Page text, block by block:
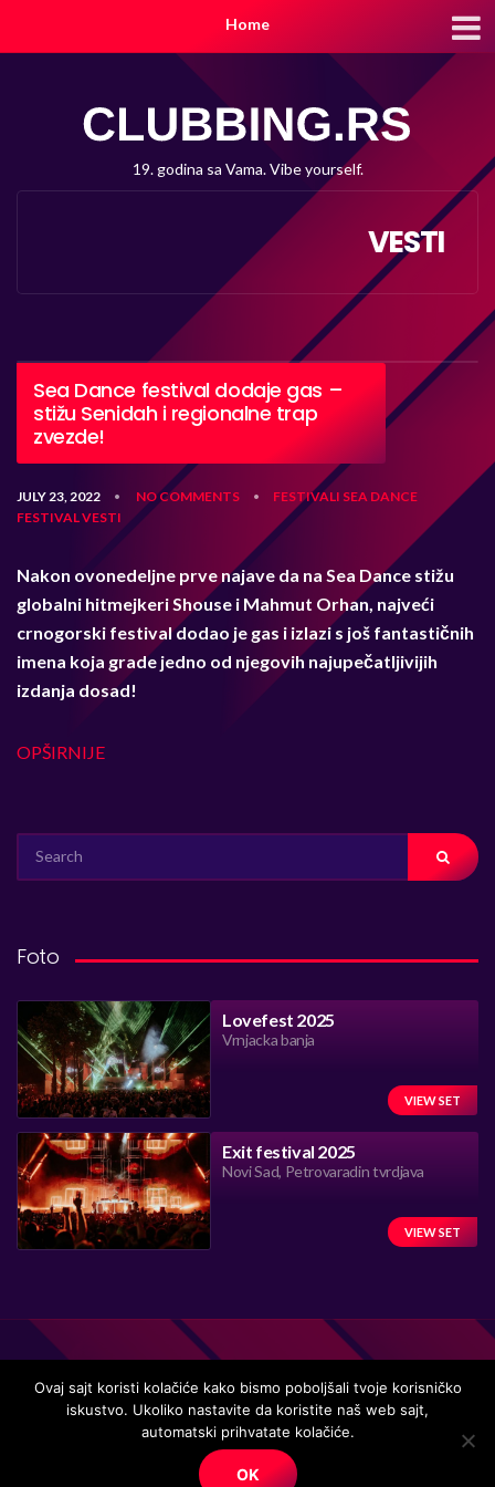
Home
19. godina sa Vama. Vibe yourself.
VESTI
Sea Dance festival dodaje gas –
stižu Senidah i regionalne trap
zvezde!
JULY 23, 2022 • NO COMMENTS • FESTIVALI SEA DANCE
FESTIVALVESTI
Nakon ovonedeljne prve najave da na Sea Dance stižu
globalni hitmejkeri Shouse i Mahmut Orhan, najveći
crnogorski festival dodao je gas i izlazi s još fantastičnih
imena koja grade jedno od njegovih najupečatljivijih
izdanja dosad!
OPŠIRNIJE
FOR:
Foto
Lovefest 2025
Vrnjacka banja
VIEW SET
Exit festival 2025
Novi Sad, Petrovaradin tvrdjava
VIEW SET
Handmade in Serbia 15 years ago, while listening to the great
© Copyright. All right reserved.
Ovaj sajt koristi kolačiće kako bismo poboljšali tvoje korisničko
iskustvo. Ukoliko nastavite da koristite naš web sajt,
automatski prihvatate kolačiće.
OK